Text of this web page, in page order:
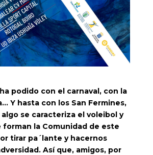
podido con el carnaval, con la
Y hasta con los San Fermines,
se caracteriza el voleibol y
la Comunidad de este
tirar pa´lante y hacernos
Así que, amigos, por